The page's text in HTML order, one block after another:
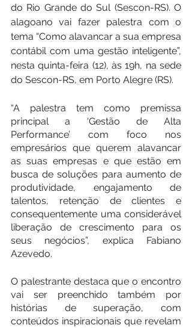
do Rio Grande do Sul (Sescon-RS). O
alagoano vai fazer palestra com o
tema “Como alavancar a sua empresa
contábil com uma gestão inteligente”,
nesta quinta-feira (12), às 19h, na sede
do Sescon-RS, em Porto Alegre (RS).
“A palestra tem como premissa
principal a ‘Gestão de Alta
Performance’ com foco nos
empresários que querem alavancar
as suas empresas e que estão em
busca de soluções para aumento de
produtividade, engajamento de
talentos, retenção de clientes e
consequentemente uma considerável
liberação de crescimento para os
seus negócios”, explica Fabiano
Azevedo.
O palestrante destaca que o encontro
vai ser preenchido também por
histórias de superação, com
conteúdos inspiracionais que revelam